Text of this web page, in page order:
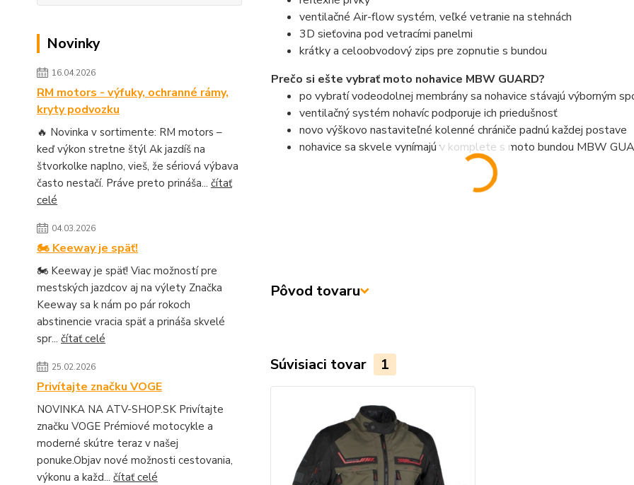
Novinky
16.04.2026
RM motors - výfuky, ochranné rámy,
kryty podvozku
🔥 Novinka v sortimente: RM motors –
keď výkon stretne štýl Ak jazdíš na
štvorkolke naplno, vieš, že sériová výbava
často nestačí. Práve preto prináša... čítať
celé
04.03.2026
🏍️ Keeway je späť!
🏍️ Keeway je späť! Viac možností pre
mestských jazdcov aj na výlety Značka
Keeway sa k nám po pár rokoch
abstinencie vracia späť a prináša skvelé
spr... čítať celé
25.02.2026
Privítajte značku VOGE
NOVINKA NA ATV-SHOP.SK Privítajte
značku VOGE Prémiové motocykle a
moderné skútre teraz v našej
ponuke.Objav nové možnosti cestovania,
výkonu a každ... čítať celé
ventilačné Air-flow systém, veľké vetranie na stehnách
3D sieťovina pod vetracími panelmi
krátky a celoobvodový zips pre zopnutie s bundou
Prečo si ešte vybrať moto nohavice MBW GUARD?
po vybratí vodeodolnej membrány sa nohavice stávajú výborným
ventilačný systém nohavíc podporuje ich priedušnosť
novo výškovo nastaviteľné kolenné chrániče padnú každej postave
nohavice sa skvele vynímajú v komplete s moto bundou MBW
Pôvod tovaru
Súvisiaci tovar 1